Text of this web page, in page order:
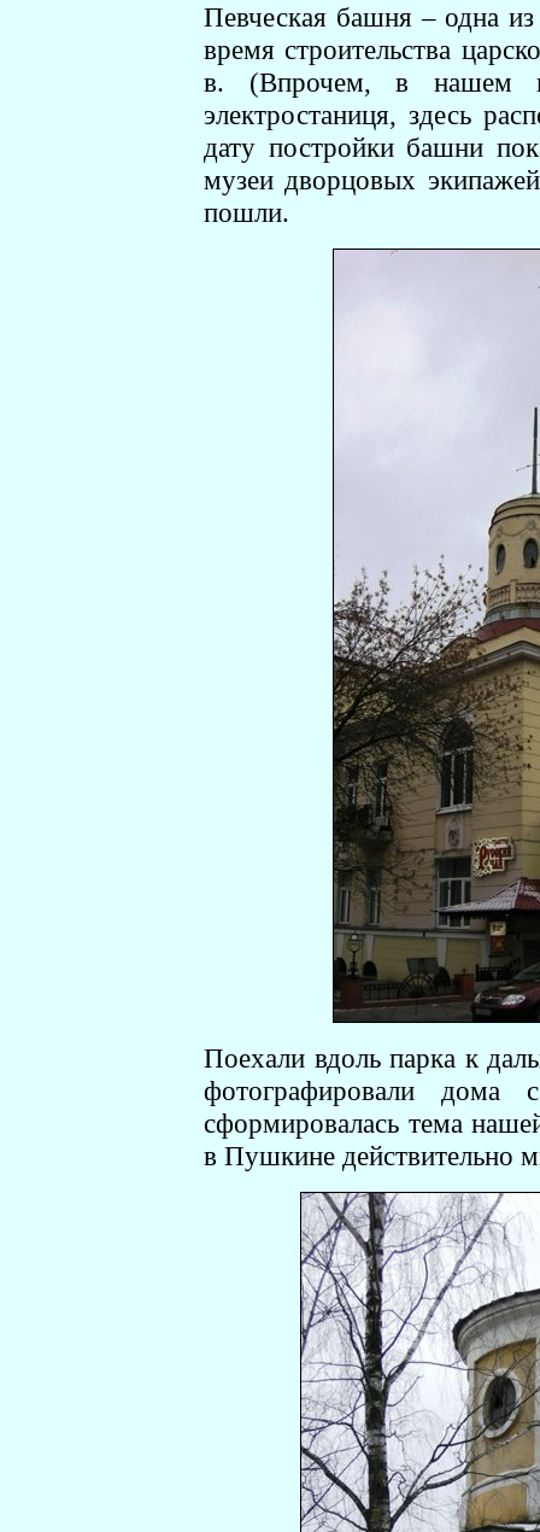
Певческая башня – одна
время строительства
в. (Впрочем, в нашем
электростаниця, здесь
дату постройки башни
музеи дворцовых
пошли.
Поехали вдоль парка к
фотографировали
сформировалась тема
в Пушкине действительно